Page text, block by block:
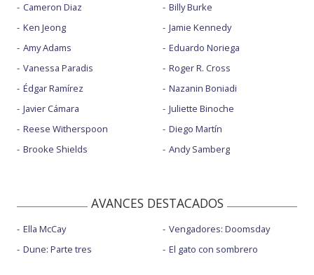
Cameron Diaz
Ken Jeong
Amy Adams
Vanessa Paradis
Édgar Ramírez
Javier Cámara
Reese Witherspoon
Brooke Shields
Billy Burke
Jamie Kennedy
Eduardo Noriega
Roger R. Cross
Nazanin Boniadi
Juliette Binoche
Diego Martín
Andy Samberg
AVANCES DESTACADOS
Ella McCay
Dune: Parte tres
Vengadores: Doomsday
El gato con sombrero